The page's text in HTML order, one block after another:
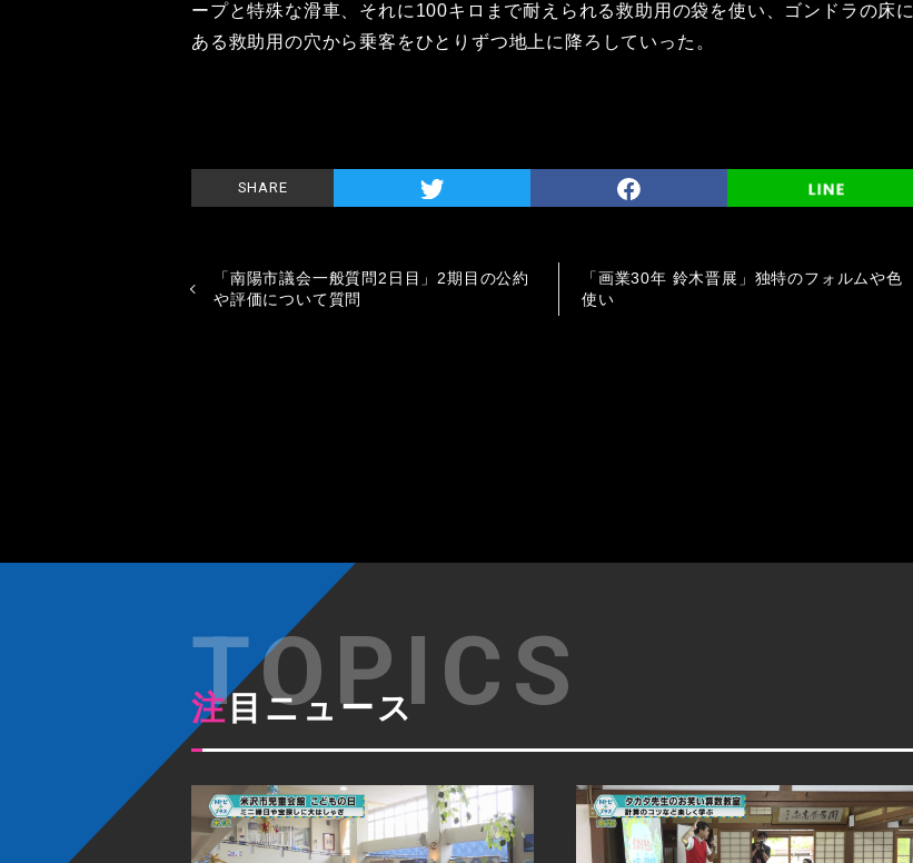
ープと特殊な滑車、それに100キロまで耐えられる救助用の袋を使い、ゴンドラの床に
ある救助用の穴から乗客をひとりずつ地上に降ろしていった。
SHARE
「南陽市議会一般質問2日目」2期目の公約
や評価について質問
「画業30年 鈴木晋展」独特のフォルムや色
使い
注目ニュース